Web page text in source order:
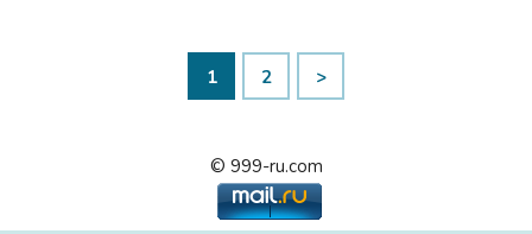
1 2 >
© 999-ru.com